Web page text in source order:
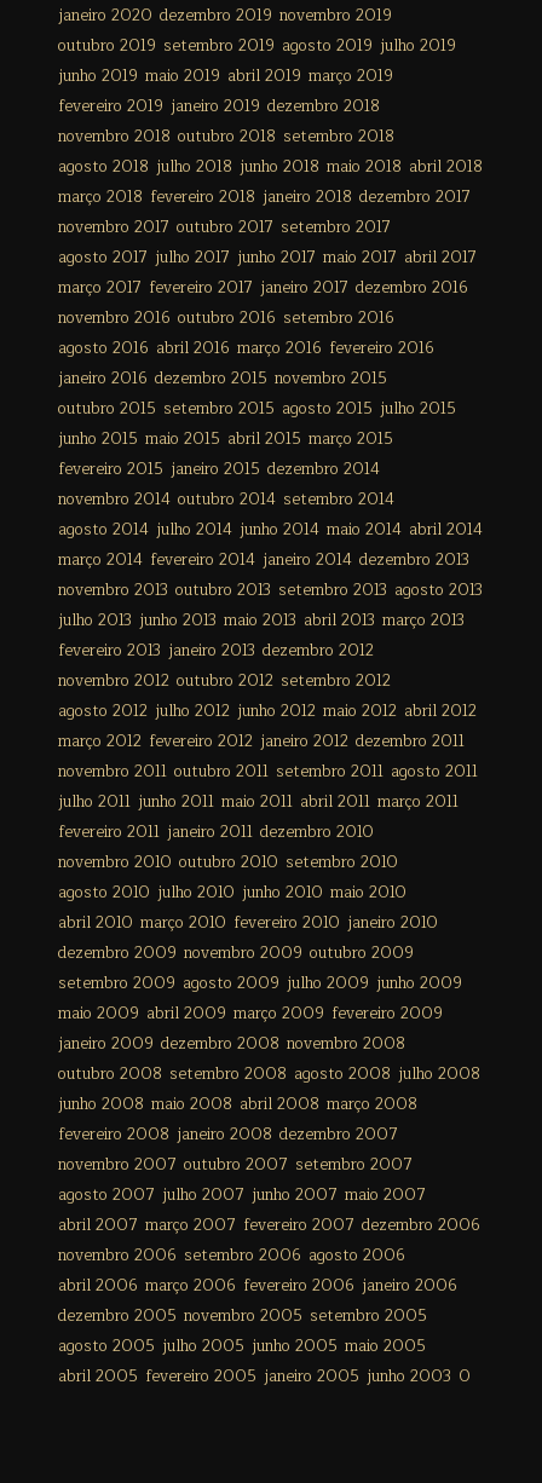
janeiro 2020 dezembro 2019 novembro 2019
outubro 2019 setembro 2019 agosto 2019 julho 2019
junho 2019 maio 2019 abril 2019 março 2019
fevereiro 2019 janeiro 2019 dezembro 2018
novembro 2018 outubro 2018 setembro 2018
agosto 2018 julho 2018 junho 2018 maio 2018 abril 2018
março 2018 fevereiro 2018 janeiro 2018 dezembro 2017
novembro 2017 outubro 2017 setembro 2017
agosto 2017 julho 2017 junho 2017 maio 2017 abril 2017
março 2017 fevereiro 2017 janeiro 2017 dezembro 2016
novembro 2016 outubro 2016 setembro 2016
agosto 2016 abril 2016 março 2016 fevereiro 2016
janeiro 2016 dezembro 2015 novembro 2015
outubro 2015 setembro 2015 agosto 2015 julho 2015
junho 2015 maio 2015 abril 2015 março 2015
fevereiro 2015 janeiro 2015 dezembro 2014
novembro 2014 outubro 2014 setembro 2014
agosto 2014 julho 2014 junho 2014 maio 2014 abril 2014
março 2014 fevereiro 2014 janeiro 2014 dezembro 2013
novembro 2013 outubro 2013 setembro 2013 agosto 2013
julho 2013 junho 2013 maio 2013 abril 2013 março 2013
fevereiro 2013 janeiro 2013 dezembro 2012
novembro 2012 outubro 2012 setembro 2012
agosto 2012 julho 2012 junho 2012 maio 2012 abril 2012
março 2012 fevereiro 2012 janeiro 2012 dezembro 2011
novembro 2011 outubro 2011 setembro 2011 agosto 2011
julho 2011 junho 2011 maio 2011 abril 2011 março 2011
fevereiro 2011 janeiro 2011 dezembro 2010
novembro 2010 outubro 2010 setembro 2010
agosto 2010 julho 2010 junho 2010 maio 2010
abril 2010 março 2010 fevereiro 2010 janeiro 2010
dezembro 2009 novembro 2009 outubro 2009
setembro 2009 agosto 2009 julho 2009 junho 2009
maio 2009 abril 2009 março 2009 fevereiro 2009
janeiro 2009 dezembro 2008 novembro 2008
outubro 2008 setembro 2008 agosto 2008 julho 2008
junho 2008 maio 2008 abril 2008 março 2008
fevereiro 2008 janeiro 2008 dezembro 2007
novembro 2007 outubro 2007 setembro 2007
agosto 2007 julho 2007 junho 2007 maio 2007
abril 2007 março 2007 fevereiro 2007 dezembro 2006
novembro 2006 setembro 2006 agosto 2006
abril 2006 março 2006 fevereiro 2006 janeiro 2006
dezembro 2005 novembro 2005 setembro 2005
agosto 2005 julho 2005 junho 2005 maio 2005
abril 2005 fevereiro 2005 janeiro 2005 junho 2003 0